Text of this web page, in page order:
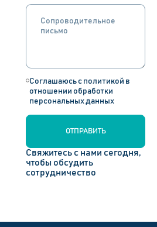
Соглашаюсь с политикой в
отношении обработки
персональных данных
ОТПРАВИТЬ
Свяжитесь с нами сегодня,
чтобы обсудить
сотрудничество